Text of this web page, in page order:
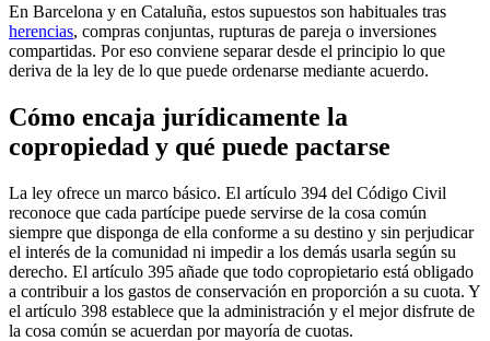
En Barcelona y en Cataluña, estos supuestos son habituales tras
herencias, compras conjuntas, rupturas de pareja o inversiones
compartidas. Por eso conviene separar desde el principio lo que
deriva de la ley de lo que puede ordenarse mediante acuerdo.
Cómo encaja jurídicamente la
copropiedad y qué puede pactarse
La ley ofrece un marco básico. El artículo 394 del Código Civil
reconoce que cada partícipe puede servirse de la cosa común
siempre que disponga de ella conforme a su destino y sin perjudicar
el interés de la comunidad ni impedir a los demás usarla según su
derecho. El artículo 395 añade que todo copropietario está obligado
a contribuir a los gastos de conservación en proporción a su cuota. Y
el artículo 398 establece que la administración y el mejor disfrute de
la cosa común se acuerdan por mayoría de cuotas.